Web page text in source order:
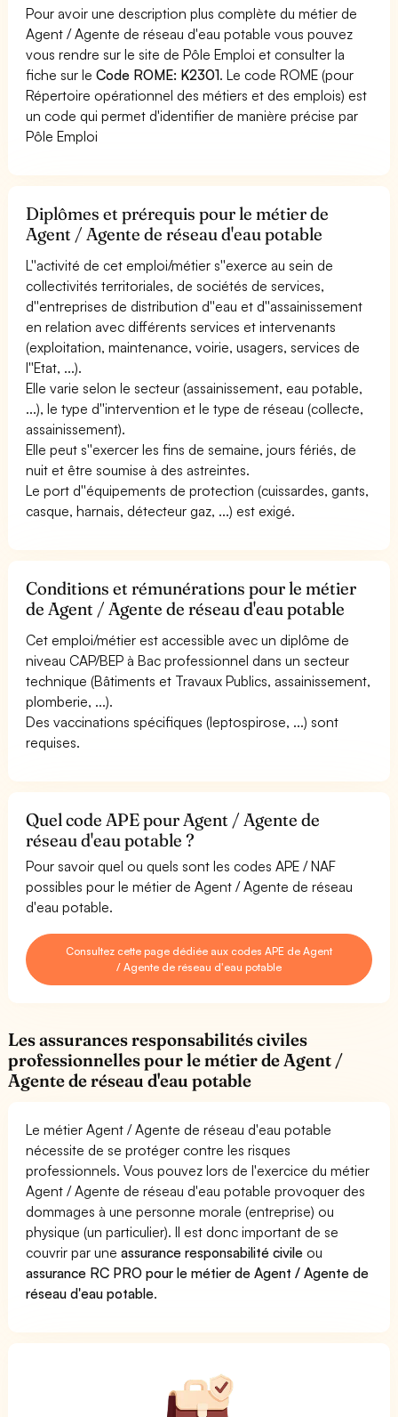
Pour avoir une description plus complète du métier de
Agent / Agente de réseau d'eau potable vous pouvez
vous rendre sur le site de Pôle Emploi et consulter la
fiche sur leCode ROME: K2301. Le code ROME (pour
Répertoire opérationnel des métiers et des emplois) est
un code qui permet d'identifier de manière précise par
Pôle Emploi
Diplômes et prérequis pour le métier de
Agent / Agente de réseau d'eau potable
L''activité de cet emploi/métier s''exerce au sein de
collectivités territoriales, de sociétés de services,
d''entreprises de distribution d''eau et d''assainissement
en relation avec différents services et intervenants
(exploitation, maintenance, voirie, usagers, services de
l''Etat, ...).
Elle varie selon le secteur (assainissement, eau potable,
...), le type d''intervention et le type de réseau (collecte,
assainissement).
Elle peut s''exercer les fins de semaine, jours fériés, de
nuit et être soumise à des astreintes.
Le port d''équipements de protection (cuissardes, gants,
casque, harnais, détecteur gaz, ...) est exigé.
Conditions et rémunérations pour le métier
de Agent / Agente de réseau d'eau potable
Cet emploi/métier est accessible avec un diplôme de
niveau CAP/BEP à Bac professionnel dans un secteur
technique (Bâtiments et Travaux Publics, assainissement,
plomberie, ...).
Des vaccinations spécifiques (leptospirose, ...) sont
requises.
Quel code APE pour Agent / Agente de
réseau d'eau potable ?
Pour savoir quel ou quels sont les codes APE / NAF
possibles pour le métier de Agent / Agente de réseau
d'eau potable.
Consultez cette page dédiée aux codes APE de Agent
/ Agente de réseau d'eau potable
Les assurances responsabilités civiles
professionnelles pour le métier de Agent /
Agente de réseau d'eau potable
Le métier Agent / Agente de réseau d'eau potable
nécessite de se protéger contre les risques
professionnels. Vous pouvez lors de l'exercice du métier
Agent / Agente de réseau d'eau potable provoquer des
dommages à une personne morale (entreprise) ou
physique (un particulier). Il est donc important de se
couvrir par uneassurance responsabilité civile ou
assurance RC PRO pour le métier de Agent / Agente de
réseau d'eau potable.